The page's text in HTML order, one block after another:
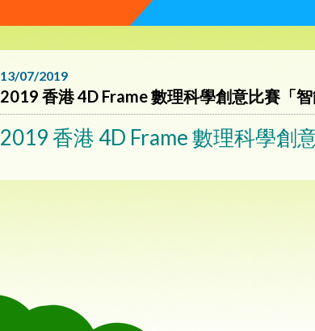
13/07/2019
2019 香港 4D Frame 數理科學創意比賽「智
2019 香港 4D Frame 數理科學創